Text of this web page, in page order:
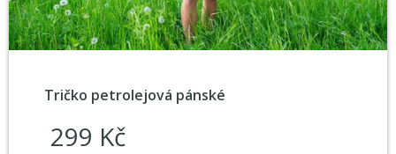
Tričko petrolejová pánské
299 Kč